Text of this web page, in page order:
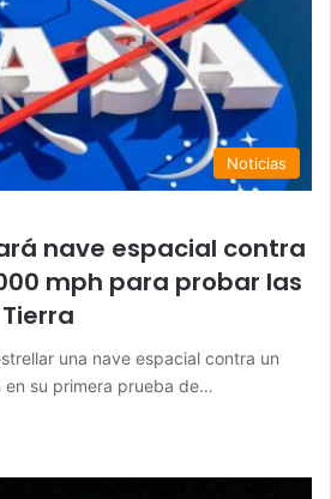
Noticias
nave espacial contra
mph para probar las
una nave espacial contra un
su primera prueba de…